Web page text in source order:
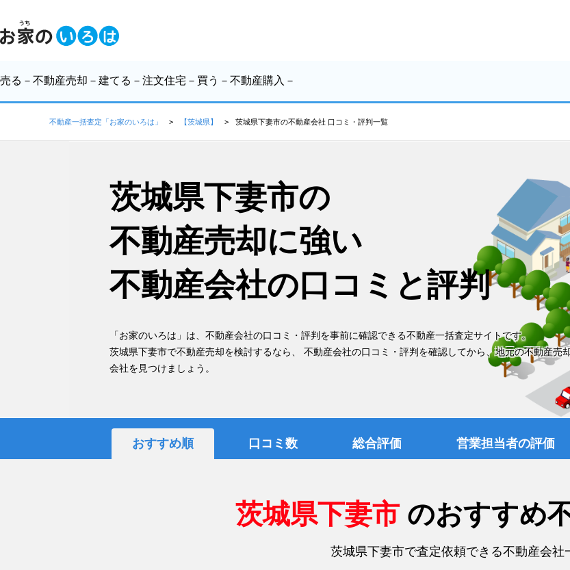
売る －不動産売却－ 建てる －注文住宅－ 買う －不動産購入－
不動産一括査定「お家のいろは」 【茨城県】 茨城県下妻市の不動産会社 口コミ・評判一覧
茨城県下妻市の
不動産売却に強い
不動産会社の口コミと評判
「お家のいろは」は、不動産会社の口コミ・評判を事前に確認できる不動産一括査定サイトです。
茨城県下妻市で不動産売却を検討するなら、 不動産会社の口コミ・評判を確認してから、地元の不動産売
会社を見つけましょう。
おすすめ順 口コミ数 総合評価 営業担当者の評価
茨城県下妻市 のおすすめ
茨城県下妻市で査定依頼できる不動産会社